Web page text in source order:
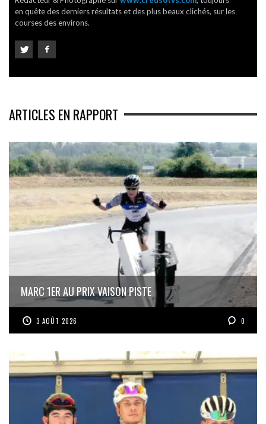
en quête des derniers résultats et des plus beaux clichés, sur les
courses des environs.
ARTICLES EN RAPPORT
MARC 1ER AU PRIX VAISON PISTE
3 AOÛT 2026 0